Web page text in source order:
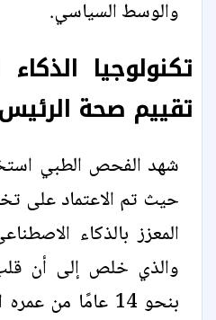
والوسط السياسي.
تكنولوجيا
تقييم صحة الرئيس
شهد الفحص الطبي
حيث تم الاعتماد على
المعزز بالذكاء
والذي خلص إلى أن
بنحو 14 عامًا من